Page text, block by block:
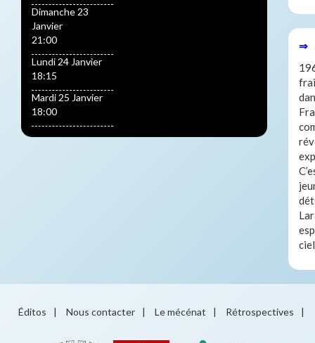
Dimanche 23
Janvier
21:00
Lundi 24 Janvier
18:15
Mardi 25 Janvier
18:00
⇒
Éditos | Nous contacter | Le mécénat | Rétrospectives |